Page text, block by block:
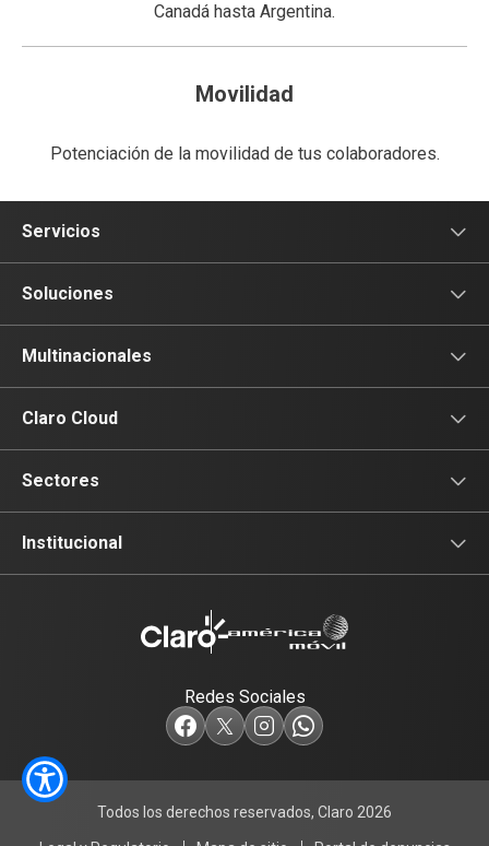
Canadá hasta Argentina.
Movilidad
Potenciación de la movilidad de tus colaboradores.
Servicios
Voz
Tv
Conectividad
Movilidad
Seguridad
Soluciones
Comunicación
Conectividad
Productividad
Colaboración
Multinacionales
Multinacionales
Claro Cloud
Portal Claro Cloud
Sectores
Financiero
Construcción
Salud
Institucional
Redes Sociales
Todos los derechos reservados, Claro 2026